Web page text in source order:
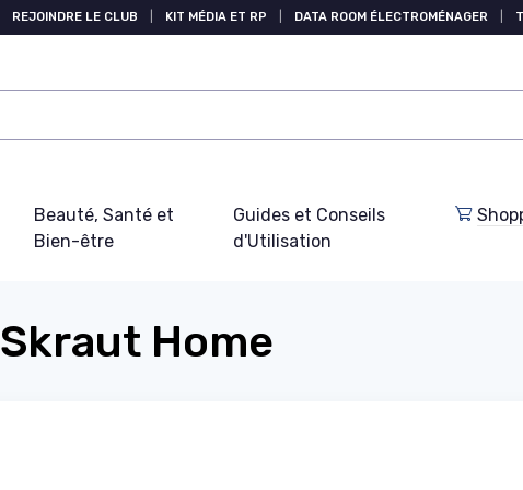
REJOINDRE LE CLUB KIT MÉDIA ET RP DATA ROOM ÉLECTROMÉNAGER
Beauté, Santé et
Bien-être
Guides et Conseils
d'Utilisation
Skraut Home